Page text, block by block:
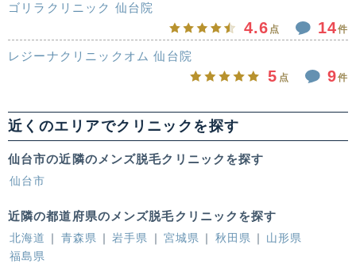
ゴリラクリニック 仙台院
4.6 点 14件
レジーナクリニックオム 仙台院
5 点 9件
近くのエリアでクリニックを探す
仙台市の近隣のメンズ脱毛クリニックを探す
仙台市
近隣の都道府県のメンズ脱毛クリニックを探す
北海道 青森県 岩手県 宮城県 秋田県
山形県
福島県